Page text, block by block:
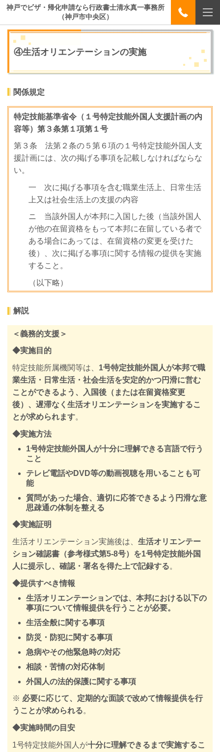
神戸でビザ・帰化申請なら行政書士清水真一事務所
（神戸市中央区）
④生活オリエンテーションの実施
関係規定
特定技能基準省令（１号特定技能外国人支援計画の内
容等）第３条第１項第１号
第３条 法第２条の５第６項の１号特定技能外国人支
援計画には、次の掲げる事項を記載しなければならな
い。
一 次に掲げる事項を含む職業生活上、日常生活
上又は社会生活上の支援の内容
ニ 当該外国人が本邦に入国した後（当該外国人
が他の在留資格をもって本邦に在留している者で
ある場合にあっては、在留資格の変更を受けた
後）、次に掲げる事項に関する情報の提供を実施
すること。
（以下略）
解説
＜義務的支援＞
◆実施目的
特定技能所属機関等は、 1号特定技能外国人が本邦で職
業生活・日常生活・社会生活を安定的かつ円滑に営む
ことができるよう、入国後（または在留資格変更
後）、遅滞なく生活オリエンテーションを実施するこ
とが求められます。
◆実施方法
1号特定技能外国人が十分に理解できる言語で行う
こと
テレビ電話やDVD等の動画視聴を用いることも可
能
質問があった場合、適切に応答できるよう円滑な意
思疎通の体制を整える
◆実施証明
生活オリエンテーション実施後は、 生活オリエンテー
ション確認書（参考様式第5-8号）を1号特定技能外国
人に提示し、確認・署名を得た上で記録する。
◆提供すべき情報
生活オリエンテーションでは、本邦における以下の
事項について情報提供を行うことが必要。
生活全般に関する事項
防災・防犯に関する事項
急病やその他緊急時の対応
相談・苦情の対応体制
外国人の法的保護に関する事項
※ 必要に応じて、定期的な面談で改めて情報提供を行
うことが求められる。
◆実施時間の目安
1号特定技能外国人が十分に理解できるまで実施するこ